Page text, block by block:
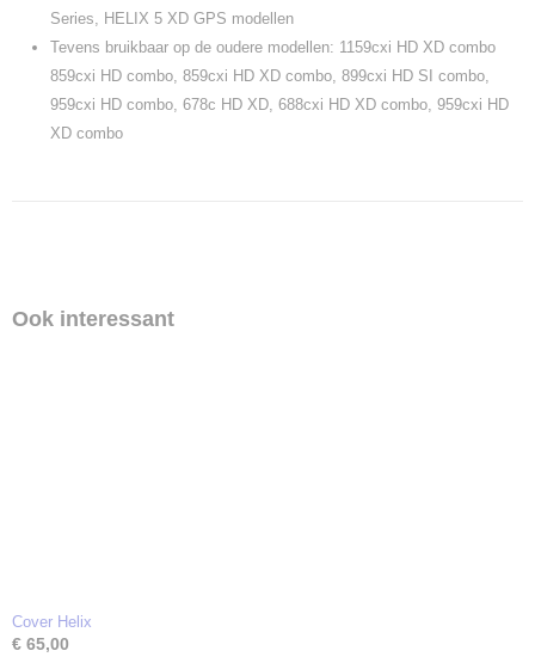
Series, HELIX 5 XD GPS modellen
Tevens bruikbaar op de oudere modellen: 1159cxi HD XD combo
859cxi HD combo, 859cxi HD XD combo, 899cxi HD SI combo,
959cxi HD combo, 678c HD XD, 688cxi HD XD combo, 959cxi HD
XD combo
Ook interessant
Cover Helix
€ 65,00